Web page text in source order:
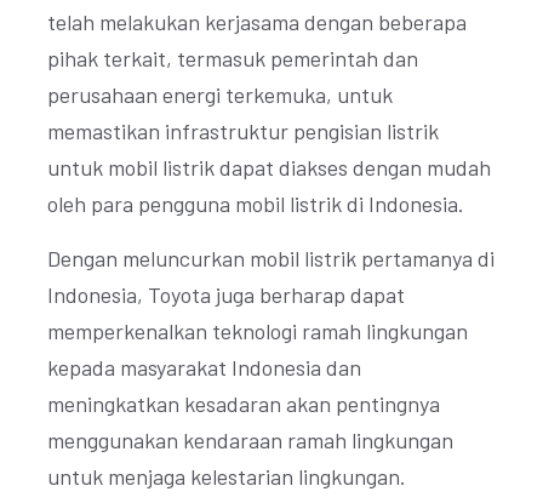
telah melakukan kerjasama dengan beberapa
pihak terkait, termasuk pemerintah dan
perusahaan energi terkemuka, untuk
memastikan infrastruktur pengisian listrik
untuk mobil listrik dapat diakses dengan mudah
oleh para pengguna mobil listrik di Indonesia.
Dengan meluncurkan mobil listrik pertamanya di
Indonesia, Toyota juga berharap dapat
memperkenalkan teknologi ramah lingkungan
kepada masyarakat Indonesia dan
meningkatkan kesadaran akan pentingnya
menggunakan kendaraan ramah lingkungan
untuk menjaga kelestarian lingkungan.